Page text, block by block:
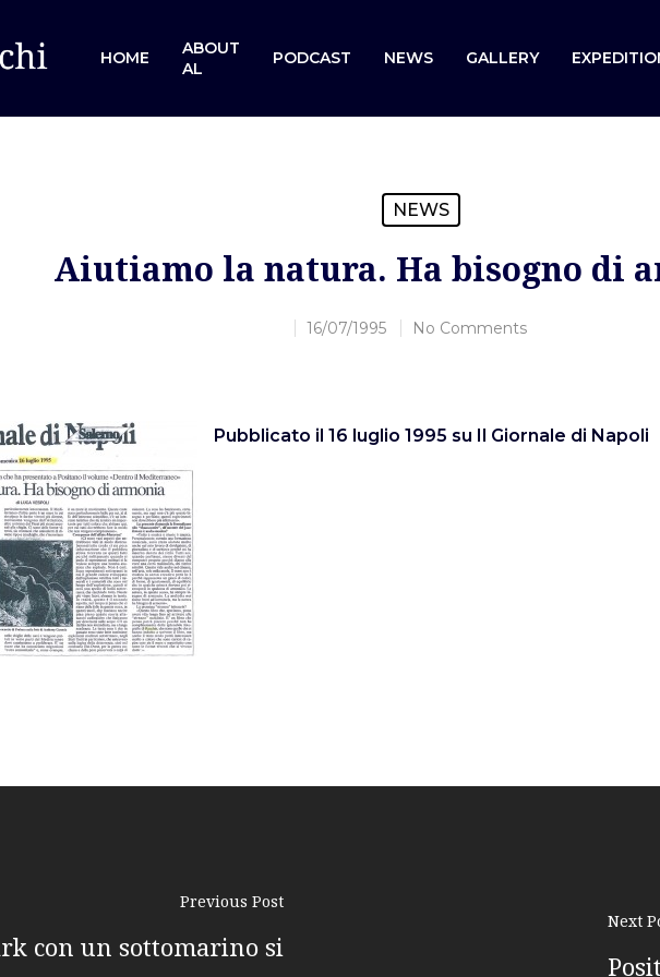
or ESC to close
HOME
ABOUT
AL
PODCAST NEWS GALLERY
NEWS
Aiutiamo la natura. Ha bisogno di
16/07/1995 No Comments
Pubblicato il 16 luglio 1995 su Il Giornale di Napoli
Previous Post
con un sottomarino si
Next